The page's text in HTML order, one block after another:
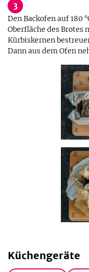
3
Den Backofen auf 180
Oberfläche des Brotes
Kürbiskernen
Dann aus dem Ofen
Küchengeräte